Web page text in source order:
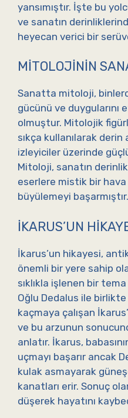
yansımıştır. İşte bu
ve sanatın
heyecan verici bir
MITOLOJININ
Sanatta mitoloji,
gücünü ve duygularını
olmuştur. Mitolojik
sıkça kullanılarak
izleyiciler üzerinde
Mitoloji, sanatın
eserlere mistik bir
büyülemeyi başarmıştır.
İKARUS’UN
İkarus’un hikayesi,
önemli bir yere sahip
sıklıkla işlenen bir tema
Oğlu Dedalus ile
kaçmaya çalışan
ve bu arzunun
anlatır. İkarus,
uçmayı başarır ancak
kulak asmayarak
kanatları erir. Sonuç
düşerek hayatını